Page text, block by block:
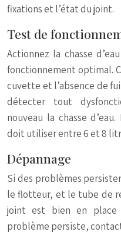
fixations et l’état du joint.
Test de
Actionnez la chasse
fonctionnement optimal.
cuvette et l’absence de
détecter tout
nouveau la chasse
doit utiliser entre 6 et 8
Dépannage
Si des problèmes
le flotteur, et le tube de
joint est bien en
problème persiste,